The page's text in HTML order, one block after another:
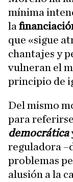
mínima
la
que «sigue
chantajes y
vulneran el
principio de
Del mismo
para
democrática
reguladora
problemas
alusión a la